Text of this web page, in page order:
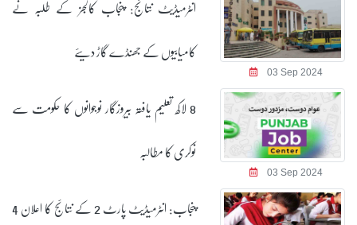
03 Sep 2024
انٹرمیڈیٹ نتائج: پنجاب کالجز کے طلبہ نے
کامیابیوں کے جھنڈے گاڑ دیئے
03 Sep 2024
8 لاکھ تعلیم یافتہ بیروزگار نوجوانوں کا حکومت سے
نوکری کا مطالبہ
پنجاب: انٹرمیڈیٹ پارٹ 2 کے نتائج کا اعلان 4